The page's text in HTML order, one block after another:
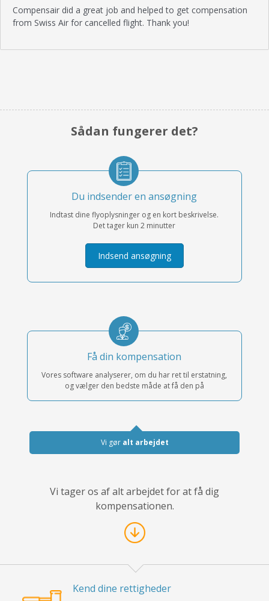
Compensair did a great job and helped to get compensation
from Swiss Air for cancelled flight. Thank you!
Sådan fungerer det?
Du indsender en ansøgning
Indtast dine flyoplysninger og en kort beskrivelse.
Det tager kun 2 minutter
Indsend ansøgning
Få din kompensation
Vores software analyserer, om du har ret til erstatning,
og vælger den bedste måde at få den på
Vi gør alt arbejdet
Vi tager os af alt arbejdet for at få dig
kompensationen.
Kend dine rettigheder